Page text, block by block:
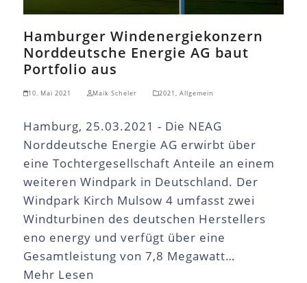
Hamburger Windenergiekonzern
Norddeutsche Energie AG baut
Portfolio aus
10. Mai 2021 Maik Scheler 2021 , Allgemein
Hamburg, 25.03.2021 - Die NEAG
Norddeutsche Energie AG erwirbt über
eine Tochtergesellschaft Anteile an einem
weiteren Windpark in Deutschland. Der
Windpark Kirch Mulsow 4 umfasst zwei
Windturbinen des deutschen Herstellers
eno energy und verfügt über eine
Gesamtleistung von 7,8 Megawatt…
Mehr Lesen